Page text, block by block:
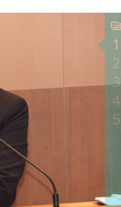
1
2
3
4
5